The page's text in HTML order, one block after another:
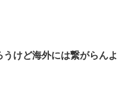
けど海外には繋がらんよ